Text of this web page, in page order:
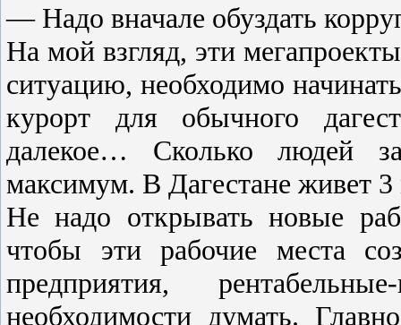
— Надо вначале обуздать
На мой взгляд, эти
ситуацию, необходимо
курорт для обычного
далекое… Сколько людей
максимум. В Дагестане живет 3
Не надо открывать новые
чтобы эти рабочие места
предприятия,
необходимости думать.